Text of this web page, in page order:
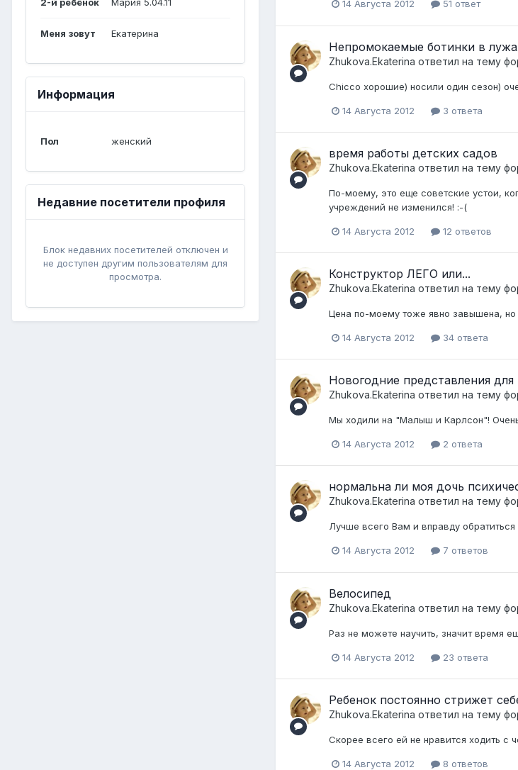
Меня зовут Екатерина
Информация
Пол женский
Недавние посетители профиля
Блок недавних посетителей отключен и
не доступен другим пользователям для
просмотра.
14 Августа 2012 51 ответ
Непромокаемые ботинки в
Zhukova.Ekaterina ответил на тему
Chicco хорошие) носили один сезон)
14 Августа 2012 3 ответа
время работы детских садов
Zhukova.Ekaterina ответил на тему
По-моему, это еще советские устои,
учреждений не изменился! :-(
14 Августа 2012 12 ответов
Конструктор ЛЕГО или...
Zhukova.Ekaterina ответил на тему
Цена по-моему тоже явно завышена, но
14 Августа 2012 34 ответа
Новогодние представления
Zhukova.Ekaterina ответил на тему
Мы ходили на "Малыш и Карлсон"!
14 Августа 2012 2 ответа
нормальна ли моя дочь
Zhukova.Ekaterina ответил на тему
Лучше всего Вам и вправду
14 Августа 2012 7 ответов
Велосипед
Zhukova.Ekaterina ответил на тему
Раз не можете научить, значит время
14 Августа 2012 23 ответа
Ребенок постоянно стрижет
Zhukova.Ekaterina ответил на тему
Скорее всего ей не нравится ходить с
14 Августа 2012 8 ответов